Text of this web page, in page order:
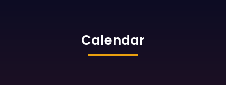
Calendar